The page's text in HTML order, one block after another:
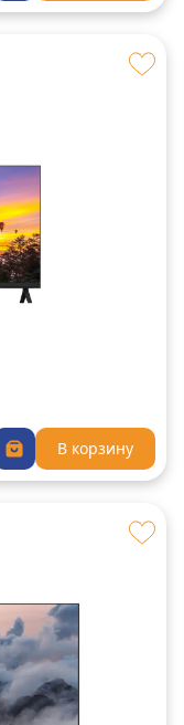
В корзину